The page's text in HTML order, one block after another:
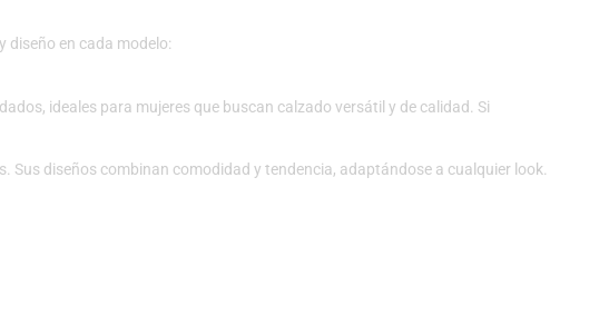
diseño en cada modelo:
ideales para mujeres que buscan calzado versátil y de calidad. Si
Sus diseños combinan comodidad y tendencia, adaptándose a cualquier look.